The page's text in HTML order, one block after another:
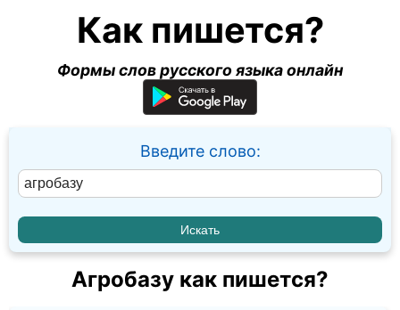
Как пишется?
Формы слов русского языка онлайн
Введите слово:
Агробазу как пишется?